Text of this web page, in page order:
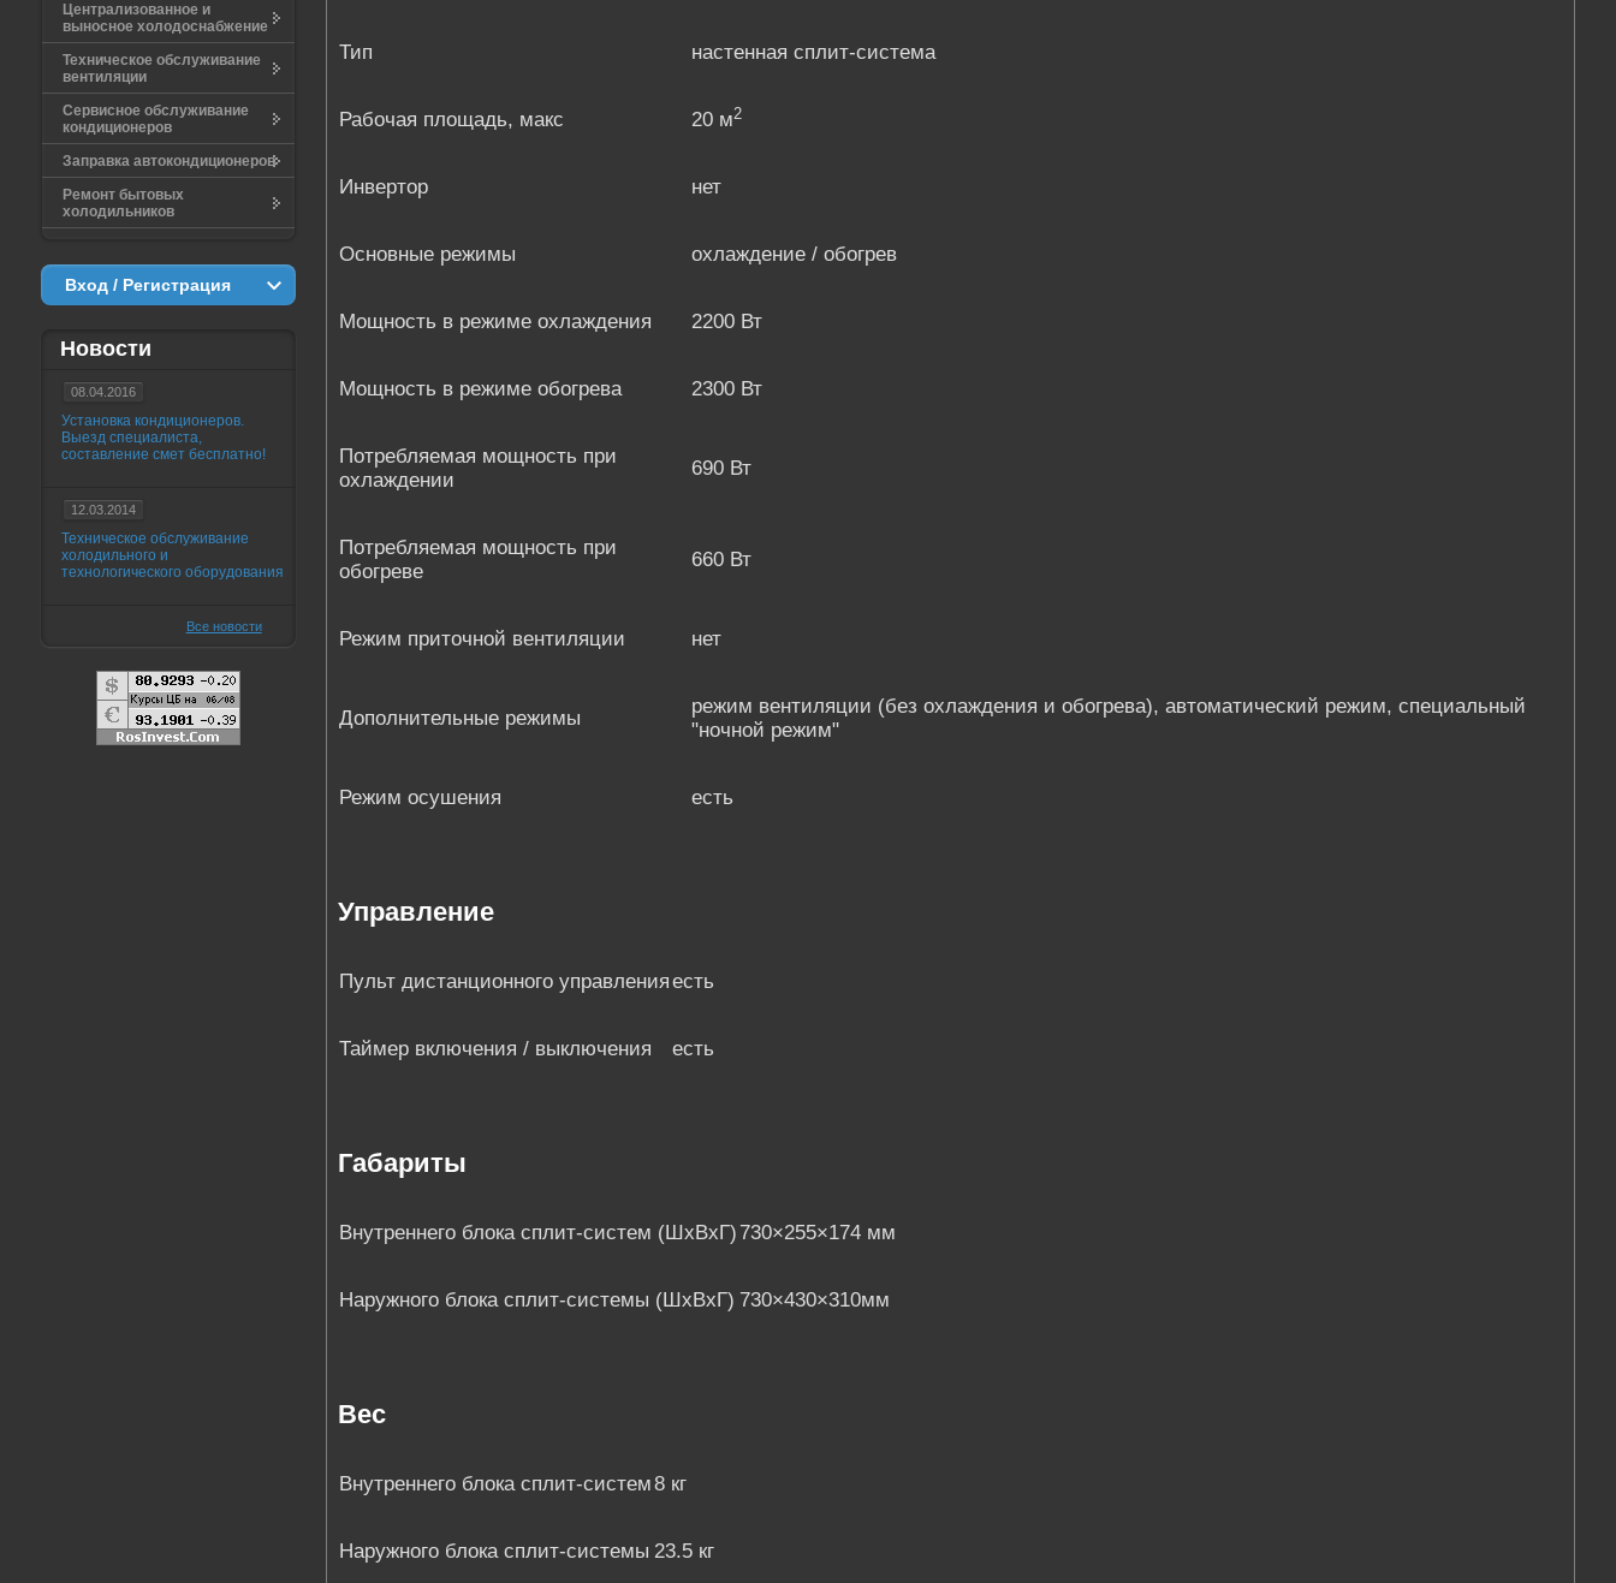
Тип настенная сплит-система
Рабочая площадь, макс 20 м2
Инвертор нет
Основные режимы охлаждение / обогрев
Мощность в режиме охлаждения 2200 Вт
Мощность в режиме обогрева 2300 Вт
Потребляемая мощность при
охлаждении
690 Вт
Потребляемая мощность при
обогреве
660 Вт
Режим приточной вентиляции нет
Дополнительные режимы
режим вентиляции (без охлаждения и обогрева), автоматический режим, специальный
"ночной режим"
Режим осушения есть
Управление
Пульт дистанционного управленияесть
Таймер включения / выключения есть
Габариты
Внутреннего блока сплит-систем (ШхВхГ) 730×255×174мм
Наружного блока сплит-системы (ШхВхГ) 730×430×310мм
Вес
Внутреннего блока сплит-систем8 кг
Наружного блока сплит-системы 23.5 кг
Централизованное и
выносное холодоснабжение
Техническое обслуживание
вентиляции
Сервисное обслуживание
кондиционеров
Заправка автокондиционеров
Ремонт бытовых
холодильников
Вход / Регистрация
Новости
08.04.2016
Установка кондиционеров.
Выезд специалиста,
составление смет бесплатно!
12.03.2014
Техническое обслуживание
холодильного и
технологического оборудования
Все новости